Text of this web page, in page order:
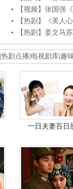
【视频】张国强
【热剧】《美人
【热剧】姜文马
热剧点播 电视剧库 趣
一日夫妻百日